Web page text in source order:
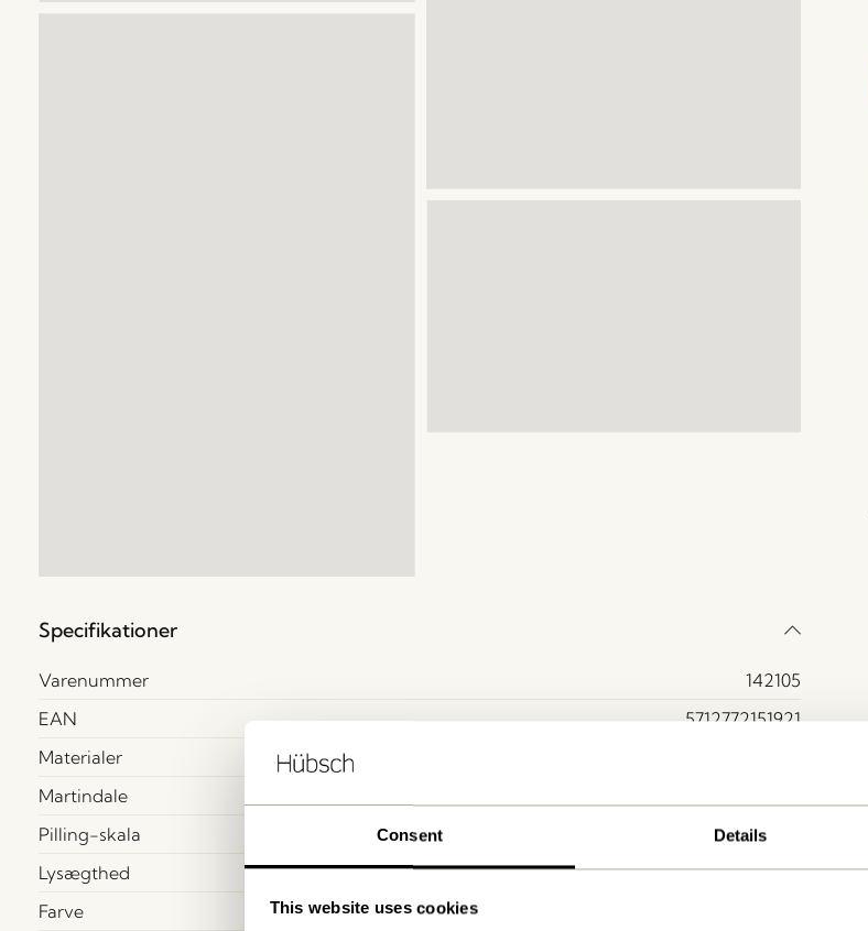
Consent Details
This website uses cookies
Specifikationer
Varenummer
142105
EAN
5712772151921
Materialer
Martindale
Pilling-skala
Lysægthed
4
Farve